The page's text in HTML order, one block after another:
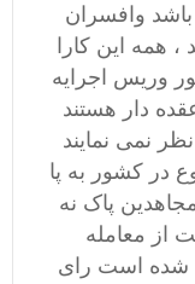
وافسران
همه این کارا
وریس اجرایه
دار هستند
نمی نمایند
در کشور به پا
پاک نه
از معامله
شده است رای